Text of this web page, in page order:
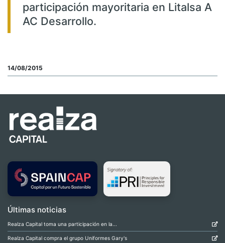
participación mayoritaria en Litalsa A
AC Desarrollo.
14/08/2015
Últimas noticias
Realza Capital toma una participación en la...
Realza Capital compra el grupo Uniformes Gary's